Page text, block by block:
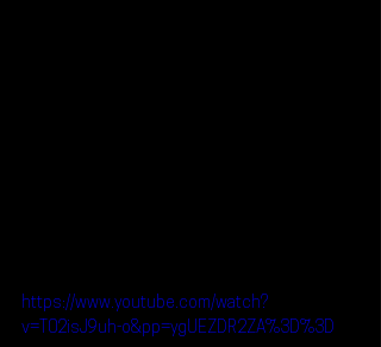
https://www.youtube.com/watch?
v=T02isJ9uh-o&pp=ygUEZDR2ZA%3D%3D